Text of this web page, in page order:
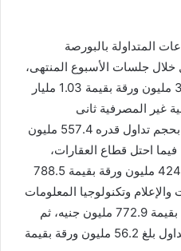
المتداولة بالبورصة
جلسات الأسبوع المنتهى،
بعدما سجل حجم تداول بلغ 32.2 مليون ورقة بقيمة 1.03 مليار
غير المصرفية ثانى
القطاعات التى شهدت نشاطًا، بحجم تداول قدره 557.4 مليون
جنيه، فيما احتل قطاع العقارات،
الترتيب الثالث بحجم تداول بلغ 424 مليون ورقة بقيمة 788.5
والإعلام وتكنولوجيا المعلومات
بحجم تداول 302.6 مليون ورقة بقيمة 772.9 مليون جنيه، ثم
قطاع الموارد الأساسية بحجم تداول بلغ 56.2 مليون ورقة بقيمة